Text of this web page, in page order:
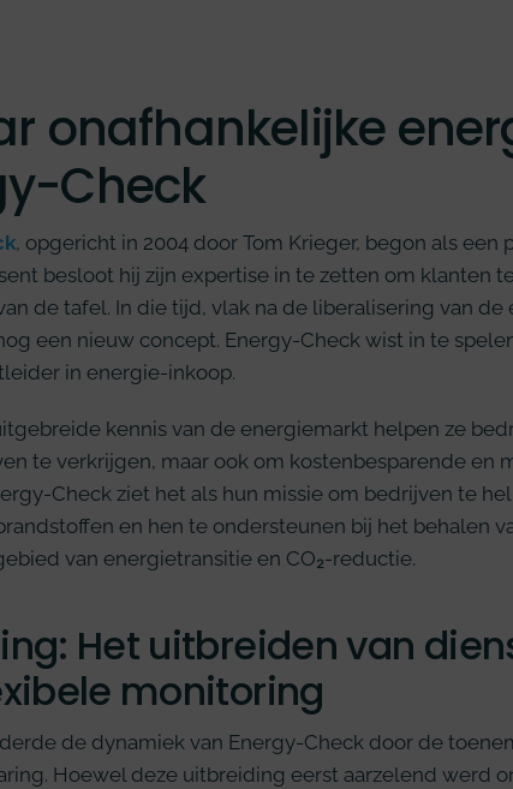
onafhankelijke
Check
, opgericht in 2004 door Tom Krieger, begon als een
besloot hij zijn expertise in te zetten om klanten
de tafel. In die tijd, vlak na de liberalisering van
een nieuw concept. Energy-Check wist in te
in energie-inkoop.
kennis van de energiemarkt helpen ze
te verkrijgen, maar ook om kostenbesparende
Check ziet het als hun missie om bedrijven te
en hen te ondersteunen bij het behalen
van energietransitie en CO₂-reductie.
Het uitbreiden van
monitoring
de dynamiek van Energy-Check door de
Hoewel deze uitbreiding eerst aarzelend werd